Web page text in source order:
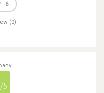
6
(0)
/5